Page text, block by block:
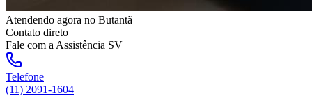
Atendendo agora no Butantã
Contato direto
Fale com a Assistência SV
Telefone
(11) 2091-1604